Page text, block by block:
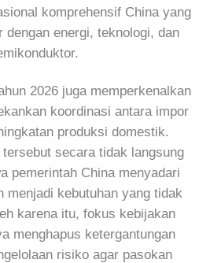
komprehensif China yang
dengan energi, teknologi, dan
2026 juga memperkenalkan
koordinasi antara impor
produksi domestik.
secara tidak langsung
pemerintah China menyadari
menjadi kebutuhan yang tidak
karena itu, fokus kebijakan
menghapus ketergantungan
risiko agar pasokan